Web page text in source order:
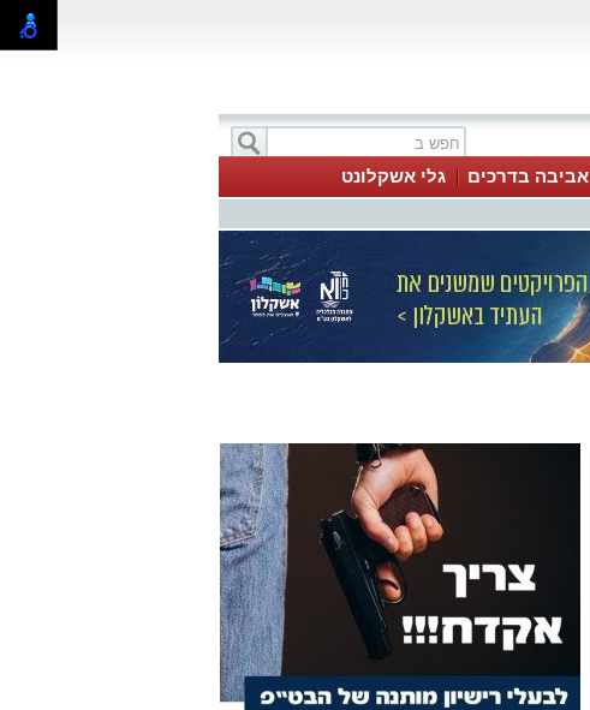
אביבה בדרכים גלי אשקלונט